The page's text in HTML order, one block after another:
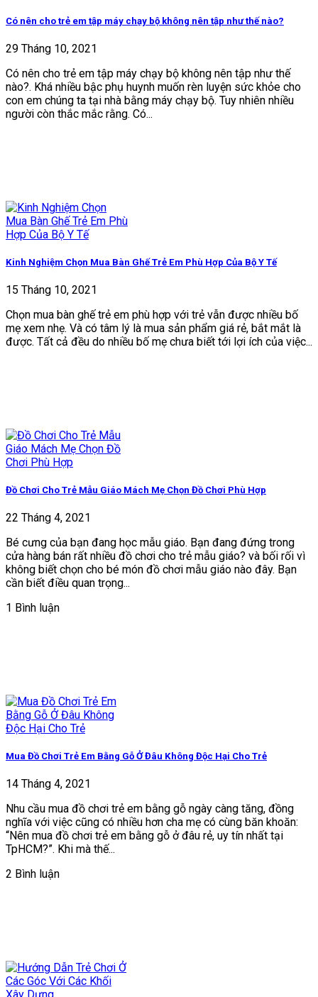
Có nên cho trẻ em tập máy chạy bộ không nên tập như thế nào?
29 Tháng 10, 2021
Có nên cho trẻ em tập máy chạy bộ không nên tập như thế
nào?. Khá nhiều bậc phụ huynh muốn rèn luyện sức khỏe cho
con em chúng ta tại nhà bằng máy chạy bộ. Tuy nhiên nhiều
người còn thắc mắc rằng. Có...
Kinh Nghiệm Chọn Mua Bàn Ghế Trẻ Em Phù Hợp Của Bộ Y Tế
15 Tháng 10, 2021
Chọn mua bàn ghế trẻ em phù hợp với trẻ vẫn được nhiều bố
mẹ xem nhẹ. Và có tâm lý là mua sản phẩm giá rẻ, bắt mắt là
được. Tất cả đều do nhiều bố mẹ chưa biết tới lợi ích của việc...
Đồ Chơi Cho Trẻ Mẫu Giáo Mách Mẹ Chọn Đồ Chơi Phù Hợp
22 Tháng 4, 2021
Bé cưng của bạn đang học mẫu giáo. Bạn đang đứng trong
cửa hàng bán rất nhiều đồ chơi cho trẻ mẫu giáo? và bối rối vì
không biết chọn cho bé món đồ chơi mẫu giáo nào đây. Bạn
cần biết điều quan trọng...
1 Bình luận
Mua Đồ Chơi Trẻ Em Bằng Gỗ Ở Đâu Không Độc Hại Cho Trẻ
14 Tháng 4, 2021
Nhu cầu mua đồ chơi trẻ em bằng gỗ ngày càng tăng, đồng
nghĩa với việc cũng có nhiều hơn cha mẹ có cùng băn khoăn:
“Nên mua đồ chơi trẻ em bằng gỗ ở đâu rẻ, uy tín nhất tại
TpHCM?”. Khi mà thế...
2 Bình luận